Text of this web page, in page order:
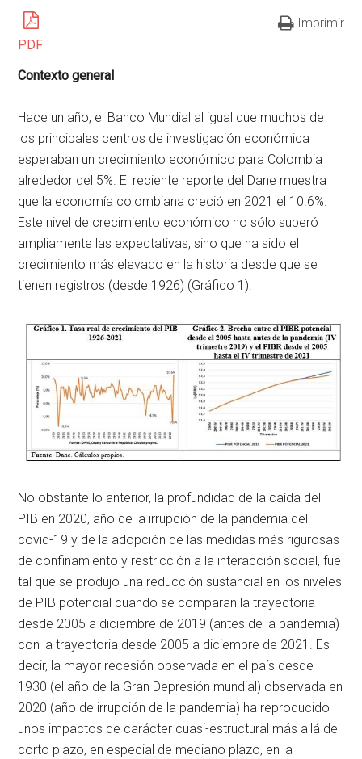
PDF
Imprimir
Contexto general
Hace un año, el Banco Mundial al igual que muchos de
los principales centros de investigación económica
esperaban un crecimiento económico para Colombia
alrededor del 5%. El reciente reporte del Dane muestra
que la economía colombiana creció en 2021 el 10.6%.
Este nivel de crecimiento económico no sólo superó
ampliamente las expectativas, sino que ha sido el
crecimiento más elevado en la historia desde que se
tienen registros (desde 1926) (Gráfico 1).
No obstante lo anterior, la profundidad de la caída del
PIB en 2020, año de la irrupción de la pandemia del
covid-19 y de la adopción de las medidas más rigurosas
de confinamiento y restricción a la interacción social, fue
tal que se produjo una reducción sustancial en los niveles
de PIB potencial cuando se comparan la trayectoria
desde 2005 a diciembre de 2019 (antes de la pandemia)
con la trayectoria desde 2005 a diciembre de 2021. Es
decir, la mayor recesión observada en el país desde
1930 (el año de la Gran Depresión mundial) observada en
2020 (año de irrupción de la pandemia) ha reproducido
unos impactos de carácter cuasi-estructural más allá del
corto plazo, en especial de mediano plazo, en la